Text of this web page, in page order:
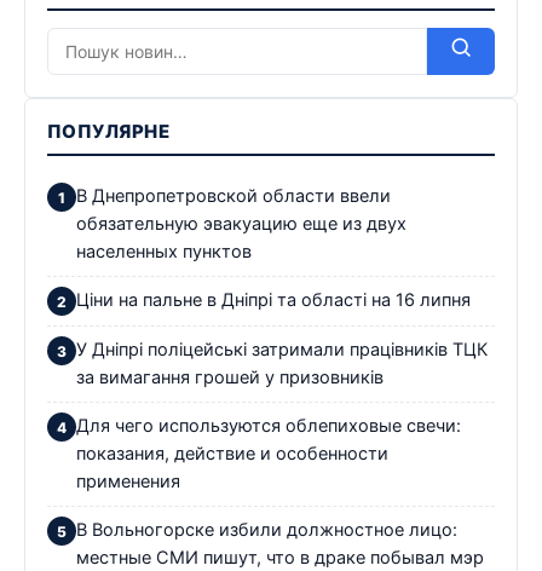
ПОПУЛЯРНЕ
В Днепропетровской области ввели
обязательную эвакуацию еще из двух
населенных пунктов
Ціни на пальне в Дніпрі та області на 16 липня
У Дніпрі поліцейські затримали працівників ТЦК
за вимагання грошей у призовників
Для чего используются облепиховые свечи:
показания, действие и особенности
применения
В Вольногорске избили должностное лицо:
местные СМИ пишут, что в драке побывал мэр